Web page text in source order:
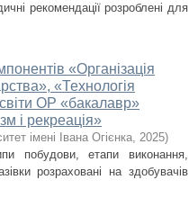
рекомендації розроблені для
«Організація
«Технологія
ОР «бакалавр»
і рекреація»
імені Івана Огієнка, 2025)
побудови, етапи виконання,
розраховані на здобувачів